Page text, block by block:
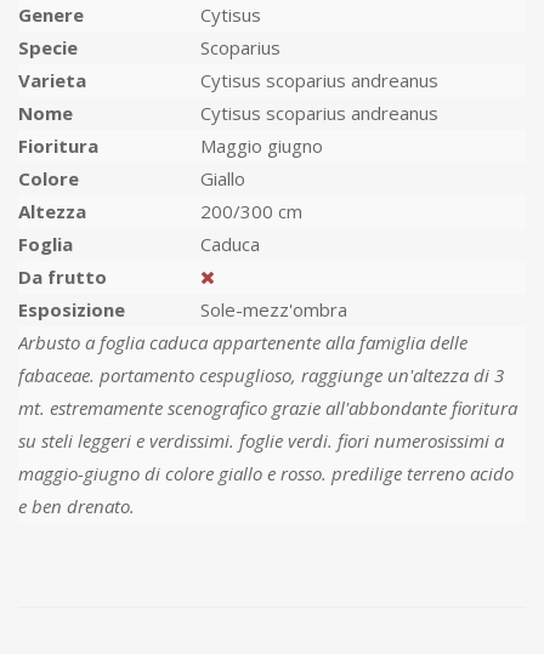
Genere
Cytisus
Specie
Scoparius
Varieta
Cytisus scoparius andreanus
Nome
Cytisus scoparius andreanus
Fioritura
Maggio giugno
Colore
Giallo
Altezza
200/300 cm
Foglia
Caduca
Da frutto
Esposizione
Sole-mezz'ombra
Arbusto a foglia caduca appartenente alla famiglia delle
fabaceae. portamento cespuglioso, raggiunge un'altezza di 3
mt. estremamente scenografico grazie all'abbondante fioritura
su steli leggeri e verdissimi. foglie verdi. fiori numerosissimi a
maggio-giugno di colore giallo e rosso. predilige terreno acido
e ben drenato.